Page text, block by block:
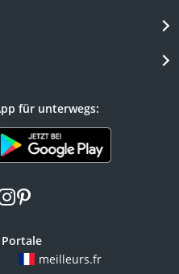
für unterwegs:
pinterest
meilleurs.fr